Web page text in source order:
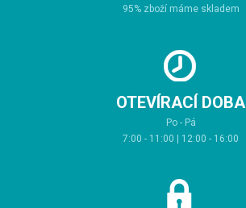
95% zboží máme skladem
OTEVÍRACÍ DOBA
Po - Pá
7:00 - 11:00 | 12:00 - 16:00